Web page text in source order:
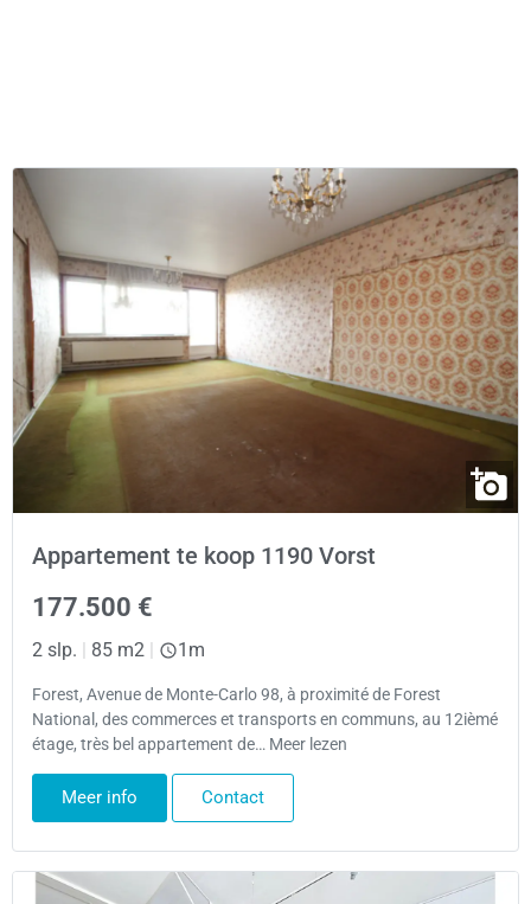
Appartement te koop 1190 Vorst
177.500 €
2 slp. 85 m2 1m
Forest, Avenue de Monte-Carlo 98, à proximité de Forest
National, des commerces et transports en communs, au 12ièmé
étage, très bel appartement de… Meer lezen
Meer info Contact